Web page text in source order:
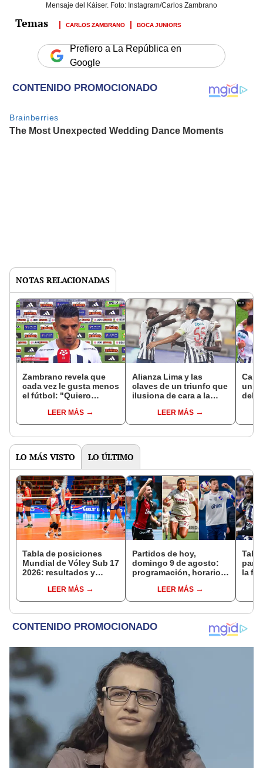
Mensaje del Káiser. Foto: Instagram/Carlos Zambrano
CARLOS ZAMBRANO BOCA JUNIORS
Prefiero a La República en
Google
NOTAS RELACIONADAS
Zambrano revela que
cada vez le gusta menos
el fútbol: "Quiero
posible"LEER MÁS
Alianza Lima y las
claves de un triunfo que
ilusiona de cara a la
LEER MÁS
un
del
LO MÁS VISTO LO ÚLTIMO
Tabla de posiciones
Mundial de Vóley Sub 17
2026: resultados y
de gruposLEER MÁS
Partidos de hoy,
domingo 9 de agosto:
programación, horarios
EN VIVOLEER MÁS
la